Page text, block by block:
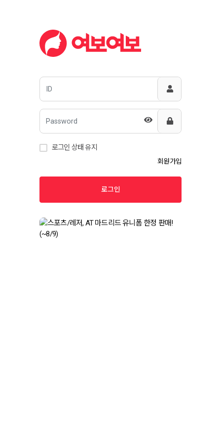
로그인 상태 유지
회원가입
로그인